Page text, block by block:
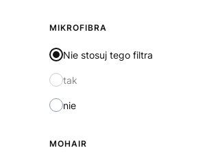
MIKROFIBRA
Nie stosuj tego filtra
tak
nie
MOHAIR